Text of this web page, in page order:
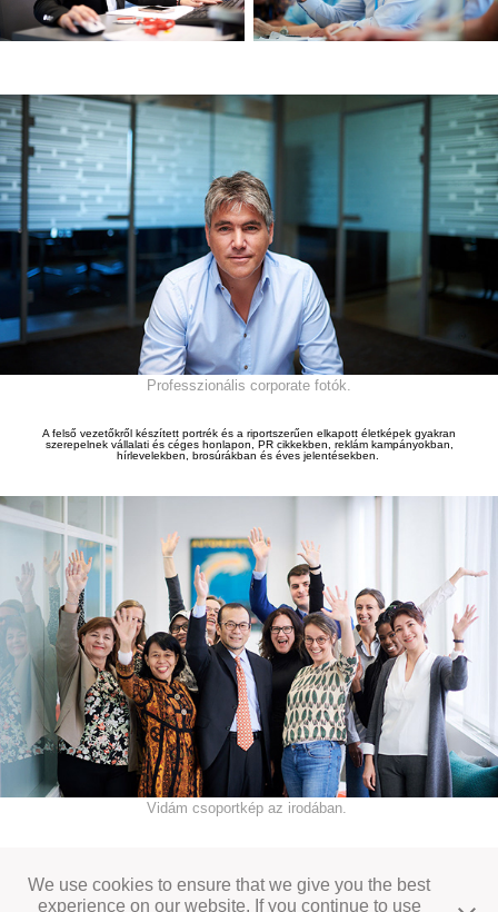
Professzionális corporate fotók.
A felső vezetőkrő l készített portrék és a riportszerűen elkapott életképek gyakran
szerepelnek vállalati és céges honlapon, PR cikkekben, reklám kampányokban,
hírlevelekben, brosúrákban és éves jelentésekben.
Vidám csoportkép az irodában.
We use cookies to ensure that we give you the best
experience on our website. If you continue to use